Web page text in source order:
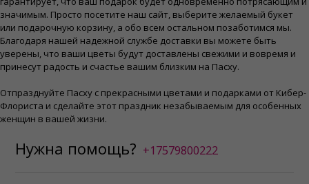
значимым. Просто посетите наш сайт, выберите желаемый букет
или подарочную корзину, а обо всем остальном позаботимся мы.
Благодаря нашей надежной службе доставки вы можете быть
уверены, что ваши цветы будут доставлены свежими и вовремя и
принесут радость и счастье вашим близким на Пасху.
Отпразднуйте Пасху с прекрасными цветами и подарками от Кибер-
Флориста и сделайте этот праздник незабываемым для особенных
женщин в вашей жизни.
Нужна помощь? +17579800222